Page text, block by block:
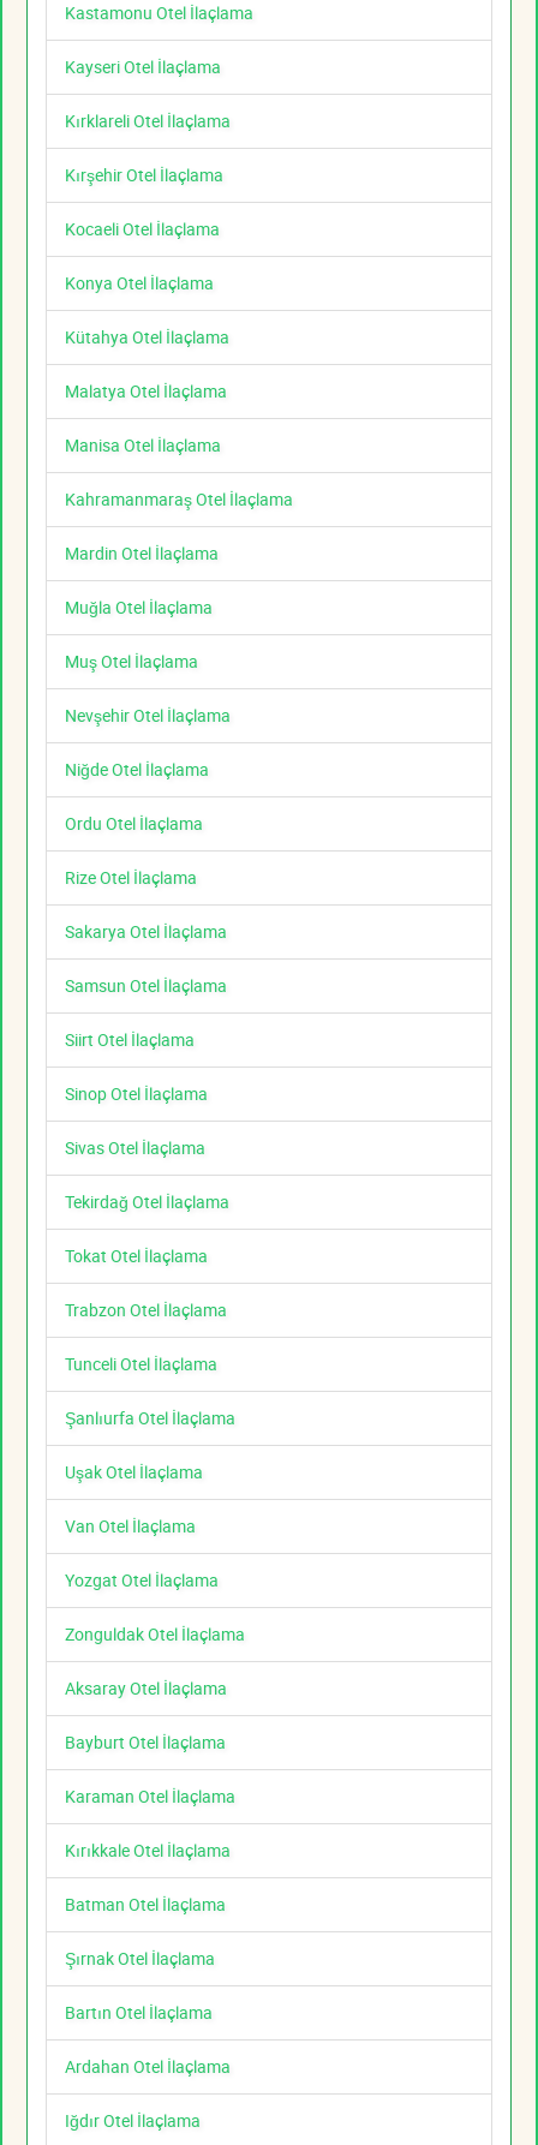
Kastamonu Otel İlaçlama
Kayseri Otel İlaçlama
Kırklareli Otel İlaçlama
Kırşehir Otel İlaçlama
Kocaeli Otel İlaçlama
Konya Otel İlaçlama
Kütahya Otel İlaçlama
Malatya Otel İlaçlama
Manisa Otel İlaçlama
Kahramanmaraş Otel İlaçlama
Mardin Otel İlaçlama
Muğla Otel İlaçlama
Muş Otel İlaçlama
Nevşehir Otel İlaçlama
Niğde Otel İlaçlama
Ordu Otel İlaçlama
Rize Otel İlaçlama
Sakarya Otel İlaçlama
Samsun Otel İlaçlama
Siirt Otel İlaçlama
Sinop Otel İlaçlama
Sivas Otel İlaçlama
Tekirdağ Otel İlaçlama
Tokat Otel İlaçlama
Trabzon Otel İlaçlama
Tunceli Otel İlaçlama
Şanlıurfa Otel İlaçlama
Uşak Otel İlaçlama
Van Otel İlaçlama
Yozgat Otel İlaçlama
Zonguldak Otel İlaçlama
Aksaray Otel İlaçlama
Bayburt Otel İlaçlama
Karaman Otel İlaçlama
Kırıkkale Otel İlaçlama
Batman Otel İlaçlama
Şırnak Otel İlaçlama
Bartın Otel İlaçlama
Ardahan Otel İlaçlama
Iğdır Otel İlaçlama